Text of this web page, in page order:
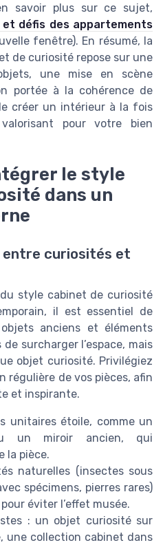
savoir plus sur ce sujet,
et défis des appartements
fenêtre). En résumé, la
de curiosité repose sur une
une mise en scène
portée à la cohérence de
créer un intérieur à la fois
pour votre bien
le style
dans un
entre curiosités et
style cabinet de curiosité
il est essentiel de
anciens et éléments
de surcharger l’espace, mais
objet curiosité. Privilégiez
régulière de vos pièces, afin
et inspirante.
unitaires étoile, comme un
un miroir ancien, qui
la pièce.
naturelles (insectes sous
spécimens, pierres rares)
éviter l’effet musée.
: un objet curiosité sur
une collection cabinet dans